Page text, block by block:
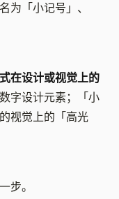
为「小记号」、
在设计或视觉上的
字设计元素；「小
视觉上的「高光
步。